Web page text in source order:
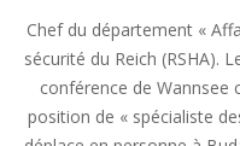
Chef du département «
sécurité du Reich (RSHA).
conférence de Wannsee
position de « spécialiste